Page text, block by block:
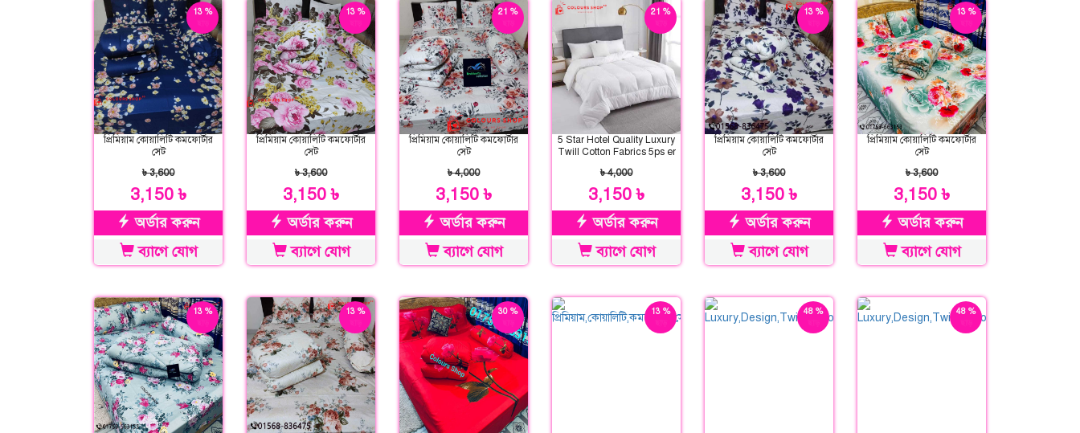
13 %
প্রিমিয়াম কোয়ালিটি কমফোর্টার
সেট
৳ 3,600
3,150 ৳
অর্ডার করুন
ব্যাগে যোগ
13 %
প্রিমিয়াম কোয়ালিটি কমফোর্টার
সেট
৳ 3,600
3,150 ৳
অর্ডার করুন
ব্যাগে যোগ
21 %
প্রিমিয়াম কোয়ালিটি কমফোর্টার
সেট
৳ 4,000
3,150 ৳
অর্ডার করুন
ব্যাগে যোগ
21 %
5 Star Hotel Quality Luxury
Twill Cotton Fabrics 5ps er
৳ 4,000
3,150 ৳
অর্ডার করুন
ব্যাগে যোগ
13 %
প্রিমিয়াম কোয়ালিটি কমফোর্টার
সেট
৳ 3,600
3,150 ৳
অর্ডার করুন
ব্যাগে যোগ
13 %
প্রিমিয়াম কোয়ালিটি কমফোর্টার
সেট
৳ 3,600
3,150 ৳
অর্ডার করুন
ব্যাগে যোগ
13 %
13 %
30 %
13 %
48 %
48 %